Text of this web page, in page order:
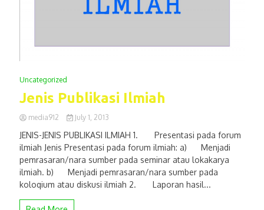
Uncategorized
Jenis Publikasi Ilmiah
media912 July 1, 2013
JENIS-JENIS PUBLIKASI ILMIAH 1. Presentasi pada forum
ilmiah Jenis Presentasi pada forum ilmiah: a) Menjadi
pemrasaran/nara sumber pada seminar atau lokakarya
ilmiah. b) Menjadi pemrasaran/nara sumber pada
koloqium atau diskusi ilmiah 2. Laporan hasil...